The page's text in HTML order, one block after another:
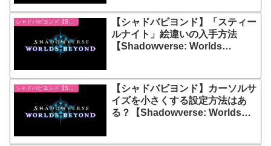
シャドバビヨンド【Shadowverse: Worlds Beyond】
【シャドバビヨンド】「スティー
ルナイト」絵違いの入手方法
【Shadowverse: Worlds
【シャドバビヨンド】カーソルサ
イズを小さくする設定方法はあ
る？【Shadowverse: Worlds